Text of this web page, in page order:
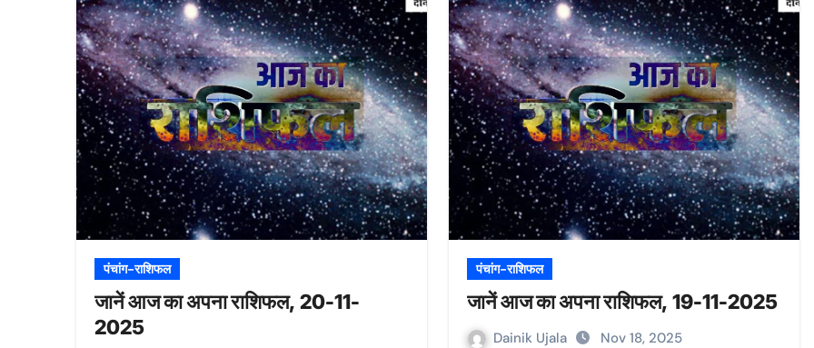
पंचांग-राशिफल
जानें आज का अपना राशिफल, 20-11-
2025
पंचांग-राशिफल
जानें आज का अपना राशिफल, 19-11-2025
Dainik Ujala Nov 18, 2025